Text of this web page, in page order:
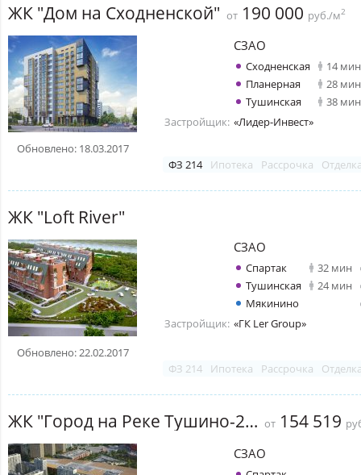
ЖК "Дом на Сходненской" от 190 000 руб./м2
Обновлено: 18.03.2017
СЗАО
Сходненская
14 мин
Планерная
28 мин
Тушинская
38 мин
Застройщик: «Лидер-Инвест»
ФЗ 214 Ипотека Рассрочка
ЖК "Loft River"
Обновлено: 22.02.2017
СЗАО
Спартак
32 мин
Тушинская
24 мин
Мякинино
Застройщик: «ГК Ler Group»
ФЗ 214 Ипотека Рассрочка
ЖК "Город на Реке Тушино-2018" от 154 519
СЗАО